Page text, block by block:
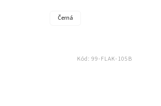
Černá
Kód: 99-FLAK-105B